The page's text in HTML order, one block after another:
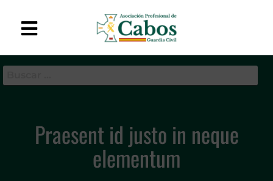
APC-GC
de Cabos de la Guardia
Praesent id justo in neque
elementum